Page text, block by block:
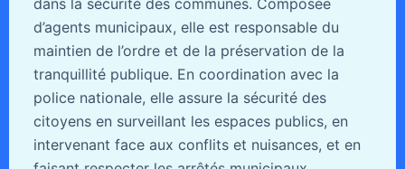
d’agents municipaux, elle est responsable du
maintien de l’ordre et de la préservation de la
tranquillité publique. En coordination avec la
police nationale, elle assure la sécurité des
citoyens en surveillant les espaces publics, en
intervenant face aux conflits et nuisances, et en